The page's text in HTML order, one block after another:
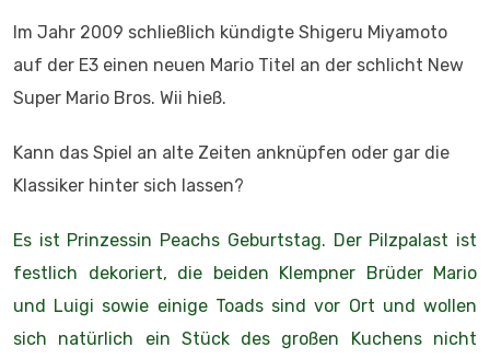
Im Jahr 2009 schließlich kündigte Shigeru Miyamoto
auf der E3 einen neuen Mario Titel an der schlicht New
Super Mario Bros. Wii hieß.
Kann das Spiel an alte Zeiten anknüpfen oder gar die
Klassiker hinter sich lassen?
Es ist Prinzessin Peachs Geburtstag. Der Pilzpalast ist
festlich dekoriert, die beiden Klempner Brüder Mario
und Luigi sowie einige Toads sind vor Ort und wollen
sich natürlich ein Stück des großen Kuchens nicht